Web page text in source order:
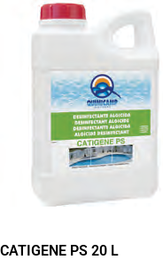
CATIGENE PS 20 L